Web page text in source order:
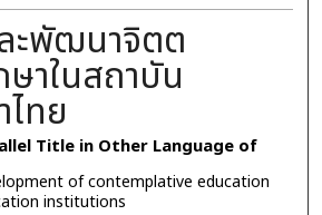
ะพัฒนาจิตต
าในสถาบัน
ทย
Title in Other Language of
of contemplative education
institutions